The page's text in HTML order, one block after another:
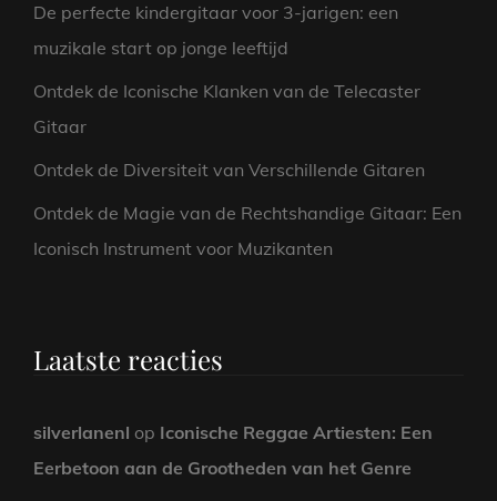
De perfecte kindergitaar voor 3-jarigen: een
muzikale start op jonge leeftijd
Ontdek de Iconische Klanken van de Telecaster
Gitaar
Ontdek de Diversiteit van Verschillende Gitaren
Ontdek de Magie van de Rechtshandige Gitaar: Een
Iconisch Instrument voor Muzikanten
Laatste reacties
silverlanenl op Iconische Reggae Artiesten: Een
Eerbetoon aan de Grootheden van het Genre